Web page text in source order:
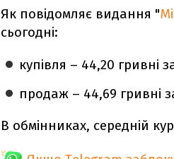
Як повідомляє видання "
сьогодні:
купівля – 44,20 гривні
продаж – 44,69 гривні
В обмінниках, середній